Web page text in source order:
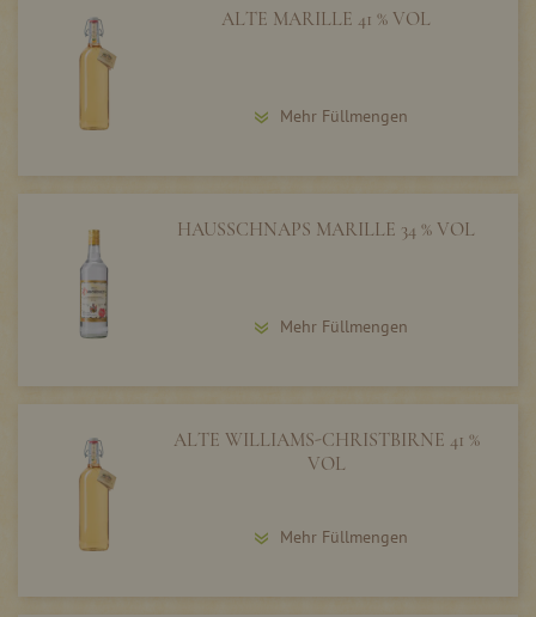
ALTE MARILLE 41 % VOL
Mehr Füllmengen
HAUSSCHNAPS MARILLE 34 % VOL
Mehr Füllmengen
ALTE WILLIAMS-CHRISTBIRNE 41 %
VOL
Mehr Füllmengen